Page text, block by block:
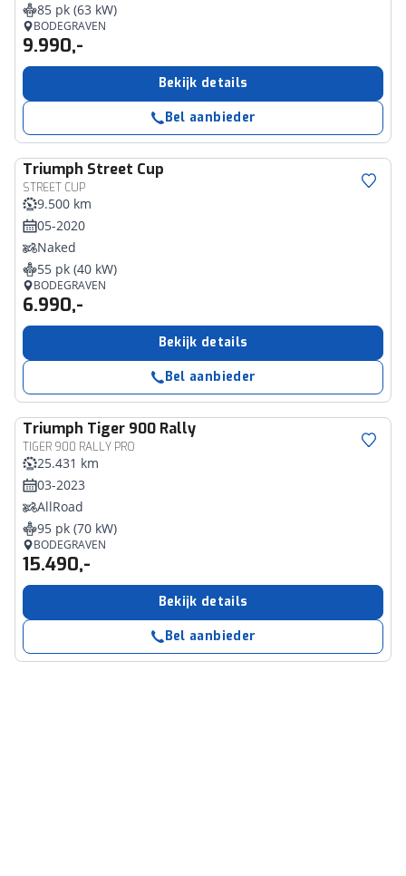
85 pk (63 kW)
BODEGRAVEN
9.990,-
Bekijk details
Bel aanbieder
Triumph Street Cup
STREET CUP
9.500 km
05-2020
Naked
55 pk (40 kW)
BODEGRAVEN
6.990,-
Bekijk details
Bel aanbieder
Triumph Tiger 900 Rally
TIGER 900 RALLY PRO
25.431 km
03-2023
AllRoad
95 pk (70 kW)
BODEGRAVEN
15.490,-
Bekijk details
Bel aanbieder